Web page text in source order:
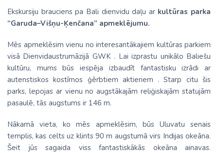
Ekskursiju brauciens pa Bali dienvidu daļu arkultūras parka
“Garuda–Višņu-Ķenčana” apmeklējumu.
Mēs apmeklēsim vienu no interesantākajiem kultūras parkiem
visā Dienvidaustrumāzijā GWK . Lai izprastu unikālo Baliešu
kultūru, mums būs iespēja izbaudīt fantastisku izrādi ar
autenstiskos kostīmos ģērbtiem aktieriem . Starp citu šis
parks, lepojas ar vienu no augstākajām reliģiskajām statujām
pasaulē, tās augstums ir 146 m.
Nākamā vieta, ko mēs apmeklēsim, būs Uluvatu senais
templis, kas celts uz klints 90 m augstumā virs Indijas okeāna.
Šeit jūs sagaida viss fantastiskākās okeāna ainavas.